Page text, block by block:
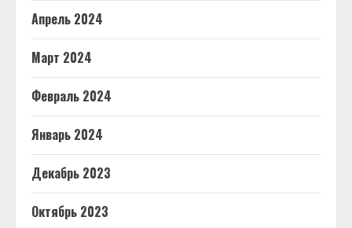
Апрель 2024
Март 2024
Февраль 2024
Январь 2024
Декабрь 2023
Октябрь 2023